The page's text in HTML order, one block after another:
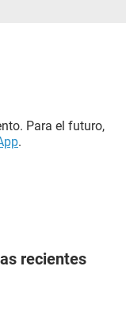
Para el futuro,
.
recientes